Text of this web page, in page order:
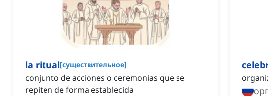
la ritual[существительное]
conjunto de acciones o ceremonias que se
repiten de forma establecida